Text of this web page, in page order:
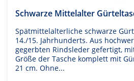
Schwarze Mittelalter
Spätmittelalterliche schwarze
14./15. Jahrhunderts. Aus
gegerbten Rindsleder gefertigt,
Größe der Tasche komplett mit
21 cm. Ohne...